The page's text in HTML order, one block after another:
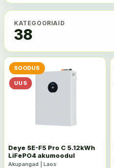
KATEGOORIAID
38
SOODUS
UUS
Deye SE-F5 Pro C 5.12kWh
LiFePO4 akumoodul
Akupangad | Laos